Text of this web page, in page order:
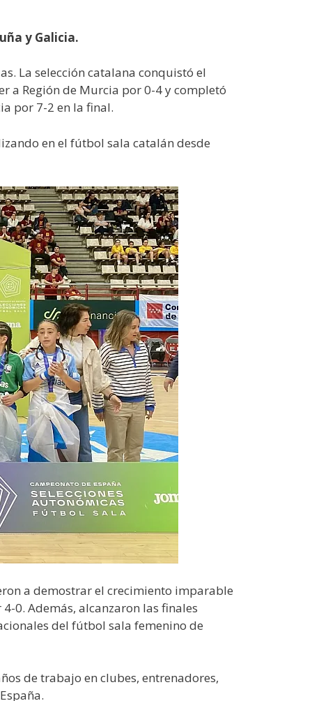
y Galicia.
La selección catalana conquistó el
a Región de Murcia por 0-4 y completó
por 7-2 en la final.
en el fútbol sala catalán desde
a demostrar el crecimiento imparable
0. Además, alcanzaron las finales
del fútbol sala femenino de
de trabajo en clubes, entrenadores,